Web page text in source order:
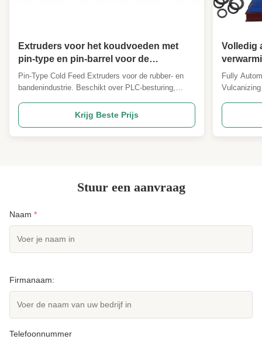
Extruders voor het koudvoeden met
pin-type en pin-barrel voor de
rubberplaat- en bandenloopindustrie
Pin-Type Cold Feed Extruders voor de rubber- en
bandenindustrie. Beschikt over PLC-besturing,
aanpasbare plaatformaten. Biedt superieure
slijtvastheid, efficiënt mengen, energiebesparingen
Krijg Beste Prijs
Volledig
Machine
Fully
mainly
Stuur een aanvraag
Naam *
Firmanaam:
Telefoonnummer